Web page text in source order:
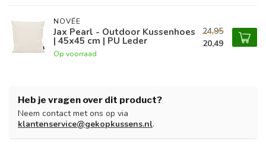
NOVÉE
Jax Pearl - Outdoor Kussenhoes
| 45x45 cm | PU Leder
Op voorraad
24,95
20,49
Heb je vragen over dit product?
Neem contact met ons op via
klantenservice@gekopkussens.nl.